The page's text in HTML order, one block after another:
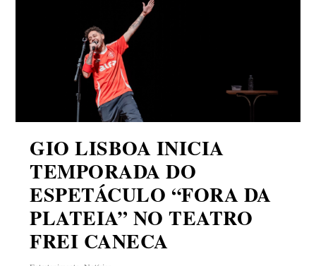
GIO LISBOA INICIA
TEMPORADA DO
ESPETÁCULO “FORA DA
PLATEIA” NO TEATRO
FREI CANECA